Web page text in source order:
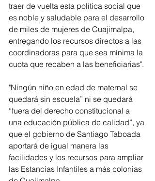
traer de vuelta esta política social que
es noble y saludable para el desarrollo
de miles de mujeres de Cuajimalpa,
entregando los recursos directos a las
coordinadoras para que sea mínima la
cuota que recaben a las beneficiarias".
"Ningún niño en edad de maternal se
quedará sin escuela” ni se quedará
“fuera del derecho constitucional a
una educación pública de calidad”, ya
que el gobierno de Santiago Taboada
aportará de igual manera las
facilidades y los recursos para ampliar
las Estancias Infantiles a más colonias